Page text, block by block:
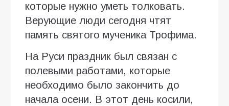
которые нужно уметь толковать.
Верующие люди сегодня чтят
память святого мученика Трофима.
На Руси праздник был связан с
полевыми работами, которые
необходимо было закончить до
начала осени. В этот день косили,